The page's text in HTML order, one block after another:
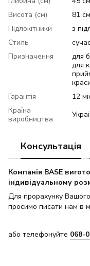
Висота (см)
81 см
Підлокітники
з
Стиль
Призначення
для
для
Гарантія
12
Країна
виробництва
Консультація
Компанія BASE
індивідуальному
Для прорахунку Вашого
просимо писати нам в
або телефонуйте 068-